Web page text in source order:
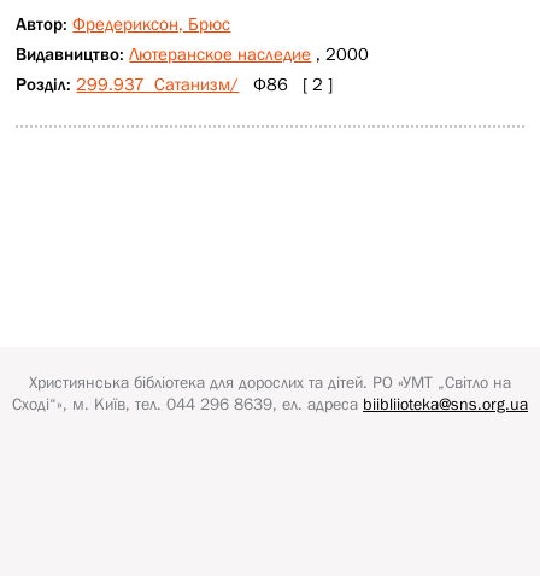
Автор:Фредериксон, Брюс
Видавництво:Лютеранское наследие , 2000
Розділ: 299.937 Сатанизм/ Ф86 [ 2 ]
Християнська бібліотека для дорослих та дітей. РО «УМТ „Світло на
Сході“», м. Київ, тел. 044 296 8639, ел. адреса biibliioteka@sns.org.ua